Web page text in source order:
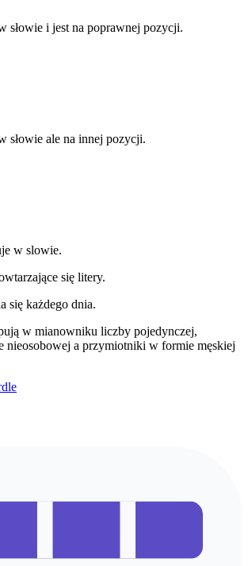
słowie i jest na poprawnej pozycji.
słowie ale na innej pozycji.
w slowie.
się litery.
się każdego dnia.
w mianowniku liczby pojedynczej,
nieosobowej a przymiotniki w formie męskiej